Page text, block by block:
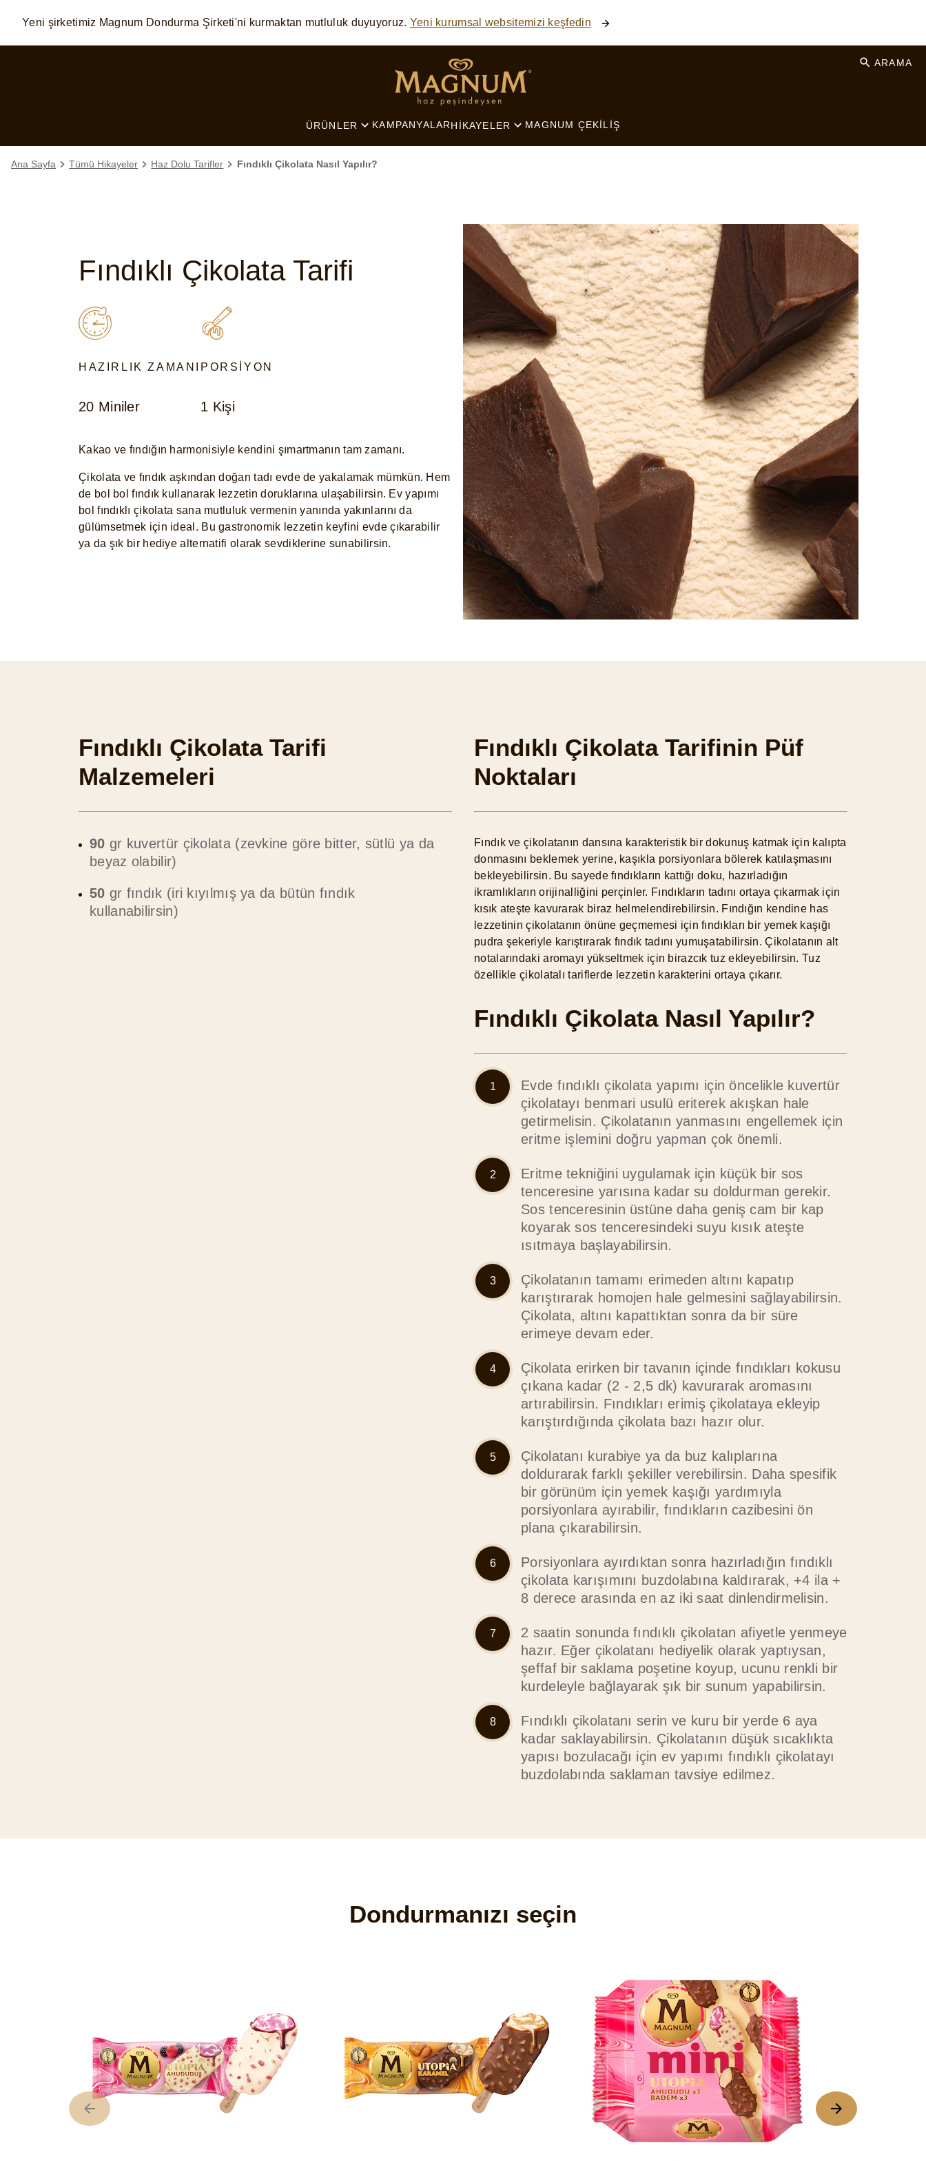
Skip to: MAIN CONTENT FOOTER SEARCH
Yeni şirketimiz Magnum Dondurma Şirketi'ni kurmaktan mutluluk duyuyoruz. Yeni kurumsal websitemizi keşfedin
ÜRÜNLER KAMPANYALARHIKAYELER MAGNUM ÇEKILIŞ
ARAMA
Ana Sayfa Tümü Hikayeler Haz Dolu Tarifler Fındıklı Çikolata Nasıl Yapılır?
Fındıklı Çikolata Tarifi
HAZIRLIK ZAMANI
20 Miniler
PORSIYON
1 Kişi
Kakao ve fındığın harmonisiyle kendini şımartmanın tam zamanı.
Çikolata ve fındık aşkından doğan tadı evde de yakalamak mümkün. Hem
de bol bol fındık kullanarak lezzetin doruklarına ulaşabilirsin. Ev yapımı
bol fındıklı çikolata sana mutluluk vermenin yanında yakınlarını da
gülümsetmek için ideal. Bu gastronomik lezzetin keyfini evde çıkarabilir
ya da şık bir hediye alternatifi olarak sevdiklerine sunabilirsin.
Fındıklı Çikolata Tarifi
Malzemeleri
90 gr kuvertür çikolata (zevkine göre bitter, sütlü ya da
beyaz olabilir)
50 gr fındık (iri kıyılmış ya da bütün fındık
kullanabilirsin)
Fındıklı Çikolata Tarifinin Püf
Noktaları
Fındık ve çikolatanın dansına karakteristik bir dokunuş katmak için kalıpta
donmasını beklemek yerine, kaşıkla porsiyonlara bölerek katılaşmasını
bekleyebilirsin. Bu sayede fındıkların kattığı doku, hazırladığın
ikramlıkların orijinalliğini perçinler. Fındıkların tadını ortaya çıkarmak için
kısık ateşte kavurarak biraz helmelendirebilirsin. Fındığın kendine has
lezzetinin çikolatanın önüne geçmemesi için fındıkları bir yemek kaşığı
pudra şekeriyle karıştırarak fındık tadını yumuşatabilirsin. Çikolatanın alt
notalarındaki aromayı yükseltmek için birazcık tuz ekleyebilirsin. Tuz
özellikle çikolatalı tariflerde lezzetin karakterini ortaya çıkarır.
Fındıklı Çikolata Nasıl Yapılır?
Evde fındıklı çikolata yapımı için öncelikle kuvertür
çikolatayı benmari usulü eriterek akışkan hale
getirmelisin. Çikolatanın yanmasını engellemek için
eritme işlemini doğru yapman çok önemli.
Eritme tekniğini uygulamak için küçük bir sos
tenceresine yarısına kadar su doldurman gerekir.
Sos tenceresinin üstüne daha geniş cam bir kap
koyarak sos tenceresindeki suyu kısık ateşte
ısıtmaya başlayabilirsin.
Çikolatanın tamamı erimeden altını kapatıp
karıştırarak homojen hale gelmesini sağlayabilirsin.
Çikolata, altını kapattıktan sonra da bir süre
erimeye devam eder.
Çikolata erirken bir tavanın içinde fındıkları kokusu
çıkana kadar (2 - 2,5 dk) kavurarak aromasını
artırabilirsin. Fındıkları erimiş çikolataya ekleyip
karıştırdığında çikolata bazı hazır olur.
Çikolatanı kurabiye ya da buz kalıplarına
doldurarak farklı şekiller verebilirsin. Daha spesifik
bir görünüm için yemek kaşığı yardımıyla
porsiyonlara ayırabilir, fındıkların cazibesini ön
plana çıkarabilirsin.
Porsiyonlara ayırdıktan sonra hazırladığın fındıklı
çikolata karışımını buzdolabına kaldırarak, +4 ila +
8 derece arasında en az iki saat dinlendirmelisin.
2 saatin sonunda fındıklı çikolatan afiyetle yenmeye
hazır. Eğer çikolatanı hediyelik olarak yaptıysan,
şeffaf bir saklama poşetine koyup, ucunu renkli bir
kurdeleyle bağlayarak şık bir sunum yapabilirsin.
Fındıklı çikolatanı serin ve kuru bir yerde 6 aya
kadar saklayabilirsin. Çikolatanın düşük sıcaklıkta
yapısı bozulacağı için ev yapımı fındıklı çikolatayı
buzdolabında saklaman tavsiye edilmez.
Dondurmanızı seçin